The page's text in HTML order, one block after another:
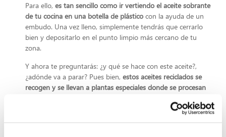
Para ello, es tan sencillo como ir vertiendo el aceite sobrante
de tu cocina en una botella de plástico con la ayuda de un
embudo. Una vez lleno, simplemente tendrás que cerrarlo
bien y depositarlo en el punto limpio más cercano de tu
zona.
Y ahora te preguntarás: ¿y qué se hace con este aceite?,
¿adónde va a parar? Pues bien, estos aceites reciclados se
recogen y se llevan a plantas especiales donde se procesan